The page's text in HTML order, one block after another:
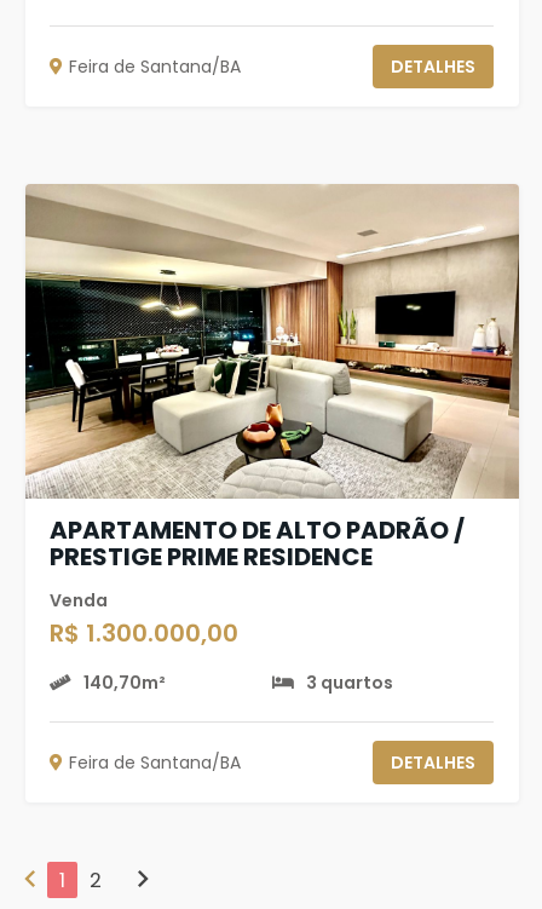
Feira de Santana/BA DETALHES
APARTAMENTO DE ALTO PADRÃO /
PRESTIGE PRIME RESIDENCE
Venda
R$ 1.300.000,00
140,70m² 3 quartos
Feira de Santana/BA DETALHES
chevron_left 1 2 chevron_right